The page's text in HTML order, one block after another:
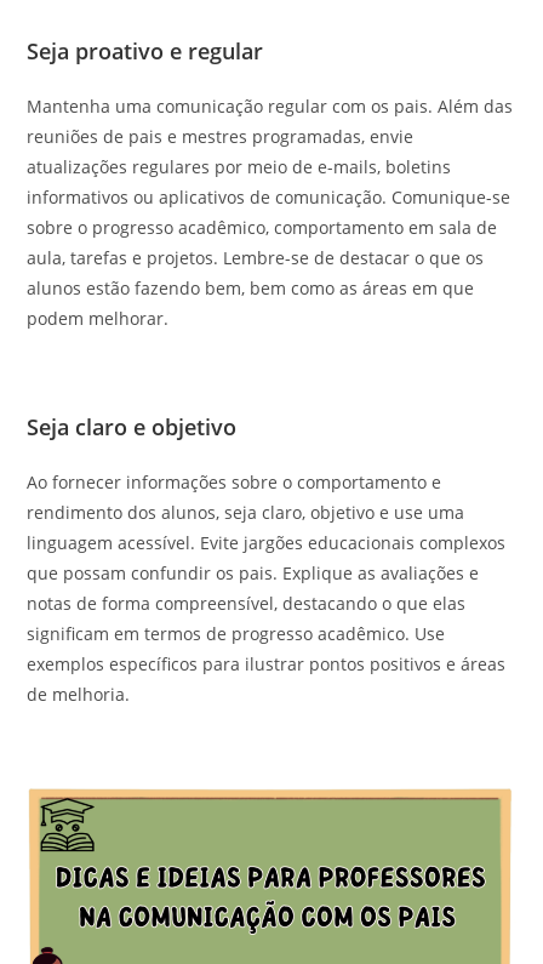
Seja proativo e regular
Mantenha uma comunicação regular com os pais. Além das
reuniões de pais e mestres programadas, envie
atualizações regulares por meio de e-mails, boletins
informativos ou aplicativos de comunicação. Comunique-se
sobre o progresso acadêmico, comportamento em sala de
aula, tarefas e projetos. Lembre-se de destacar o que os
alunos estão fazendo bem, bem como as áreas em que
podem melhorar.
Seja claro e objetivo
Ao fornecer informações sobre o comportamento e
rendimento dos alunos, seja claro, objetivo e use uma
linguagem acessível. Evite jargões educacionais complexos
que possam confundir os pais. Explique as avaliações e
notas de forma compreensível, destacando o que elas
significam em termos de progresso acadêmico. Use
exemplos específicos para ilustrar pontos positivos e áreas
de melhoria.